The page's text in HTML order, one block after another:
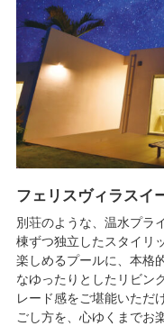
フェリスヴィラスイ
別荘のような、温水プラ
棟ずつ独立したスタイリ
楽しめるプールに、本格
なゆったりとしたリビン
レード感をご堪能いただ
ごし方を、心ゆくまでお